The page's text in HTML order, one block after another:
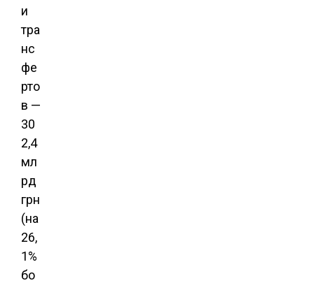
и
тра
нс
фе
рто
в —
30
2,4
мл
рд
грн
(на
26,
1%
бо